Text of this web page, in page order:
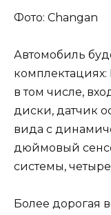
Фото: Changan
Автомобиль
в том числе,
диски, датчик
вида с
дюймовый
системы,
Более дорогая